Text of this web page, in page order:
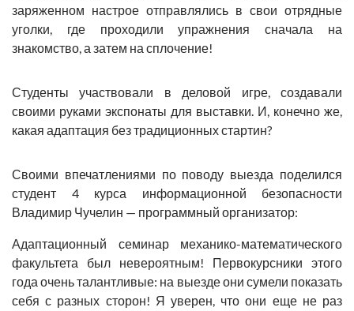
заряженном настрое отправлялись в свои отрядные
уголки, где проходили упражнения сначала на
знакомство, а затем на сплочение!
Студенты участвовали в деловой игре, создавали
своими руками экспонаты для выставки. И, конечно же,
какая адаптация без традиционных стартин?
Своими впечатлениями по поводу выезда поделился
студент 4 курса информационной безопасности
Владимир Чучелин — программный организатор:
Адаптационный семинар механико-математического
факультета был невероятным! Первокурсники этого
года очень талантливые: на выезде они сумели показать
себя с разных сторон! Я уверен, что они еще не раз